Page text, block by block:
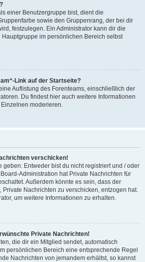
einer Benutzergruppe bist, dient die
sowie den Gruppenrang, der bei dir
festzulegen. Ein Administrator kann dir die
im persönlichen Bereich selbst
Link auf der Startseite?
Auflistung des Forenteams, einschließlich der
Du findest hier auch weitere Informationen
moderieren.
verschicken!
geben: Entweder bist du nicht registriert und / oder
Administration hat Private Nachrichten für
Außerdem könnte es sein, dass der
Private Nachrichten zu verschicken, entzogen hat.
um weitere Informationen zu erhalten.
Private Nachrichten!
die dir ein Mitglied sendet, automatisch
persönlichen Bereich eine entsprechende Regel
Nachrichten von jemandem erhältst, so kannst